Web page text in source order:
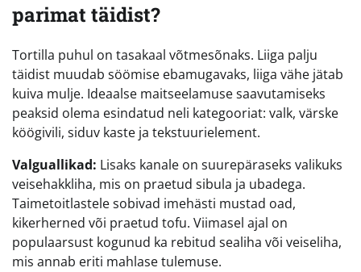
parimat täidist?
Tortilla puhul on tasakaal võtmesõnaks. Liiga palju
täidist muudab söömise ebamugavaks, liiga vähe jätab
kuiva mulje. Ideaalse maitseelamuse saavutamiseks
peaksid olema esindatud neli kategooriat: valk, värske
köögivili, siduv kaste ja tekstuurielement.
Valguallikad: Lisaks kanale on suurepäraseks valikuks
veisehakkliha, mis on praetud sibula ja ubadega.
Taimetoitlastele sobivad imehästi mustad oad,
kikerherned või praetud tofu. Viimasel ajal on
populaarsust kogunud ka rebitud sealiha või veiseliha,
mis annab eriti mahlase tulemuse.